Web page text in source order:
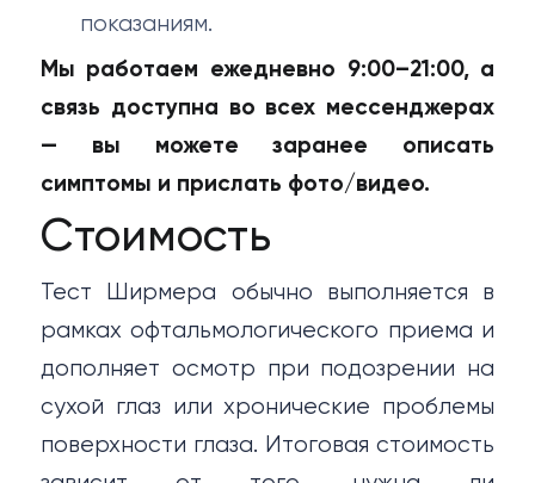
показаниям.
Мы работаем ежедневно 9:00–21:00, а
связь доступна во всех мессенджерах
— вы можете заранее описать
симптомы и прислать фото/видео.
Стоимость
Тест Ширмера обычно выполняется в
рамках офтальмологического приема и
дополняет осмотр при подозрении на
сухой глаз или хронические проблемы
поверхности глаза. Итоговая стоимость